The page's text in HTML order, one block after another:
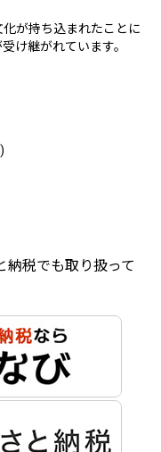
が持ち込まれたことに
け継がれています。
納税でも取り扱って